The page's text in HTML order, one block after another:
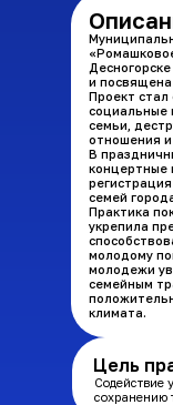
и
Проект стал
социальные
семьи,
отношения
В
концертные
семей
Практика
укрепила
молодому
молодежи
семейным
климата.
Цель
Содействие
сохранению